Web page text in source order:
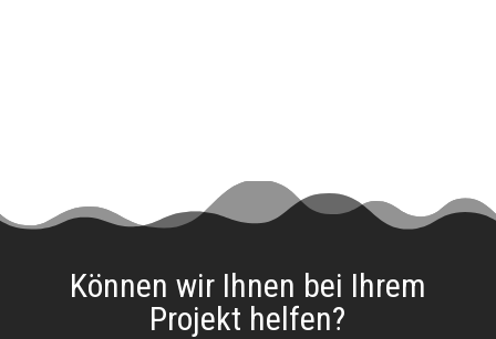
Können wir Ihnen bei Ihrem
Projekt helfen?